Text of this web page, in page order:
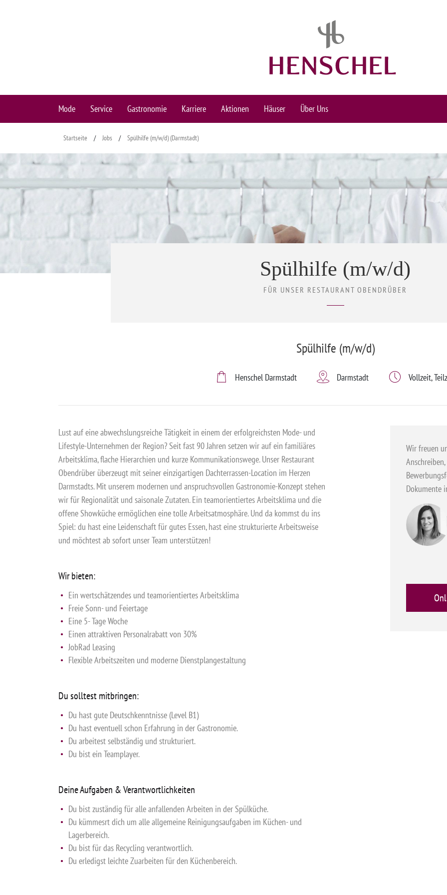
Mode Service Gastronomie Karriere Aktionen Häuser Über Uns
Startseite / Jobs / Spülhilfe (m/w/d) (Darmstadt)
Spülhilfe (m/w/d)
FÜR UNSER RESTAURANT OBENDRÜBER
Spülhilfe (m/w/d)
Henschel Darmstadt Darmstadt Vollzeit,
Lust auf eine abwechslungsreiche Tätigkeit in einem der erfolgreichsten Mode- und
Lifestyle-Unternehmen der Region? Seit fast 90 Jahren setzen wir auf ein familiäres
Arbeitsklima, flache Hierarchien und kurze Kommunikationswege. Unser Restaurant
Obendrüber überzeugt mit seiner einzigartigen Dachterrassen-Location im Herzen
Darmstadts. Mit unserem modernen und anspruchsvollen Gastronomie-Konzept stehen
wir für Regionalität und saisonale Zutaten. Ein teamorientiertes Arbeitsklima und die
offene Showküche ermöglichen eine tolle Arbeitsatmosphäre. Und da kommst du ins
Spiel: du hast eine Leidenschaft für gutes Essen, hast eine strukturierte Arbeitsweise
und möchtest ab sofort unser Team unterstützen!
Wir bieten:
Ein wertschätzendes und teamorientiertes Arbeitsklima
Freie Sonn- und Feiertage
Eine 5- Tage Woche
Einen attraktiven Personalrabatt von 30%
JobRad Leasing
Flexible Arbeitszeiten und moderne Dienstplangestaltung
Du solltest mitbringen:
Du hast gute Deutschkenntnisse (Level B1)
Du hast eventuell schon Erfahrung in der Gastronomie.
Du arbeitest selbständig und strukturiert.
Du bist ein Teamplayer.
Deine Aufgaben & Verantwortlichkeiten
Du bist zuständig für alle anfallenden Arbeiten in der Spülküche.
Du kümmesrt dich um alle allgemeine Reinigungsaufgaben im Küchen- und
Lagerbereich.
Du bist für das Recycling verantwortlich.
Du erledigst leichte Zuarbeiten für den Küchenbereich.
Wir freuen
Dokumente